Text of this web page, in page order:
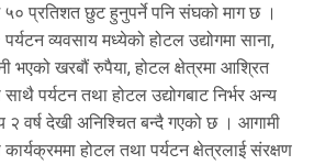
५० प्रतिशत छुट हुनुपर्ने पनि संघको माग छ ।
व्यवसाय मध्येको होटल उद्योगमा साना,
भएको खरबौं रुपैया, होटल क्षेत्रमा आश्रित
पर्यटन तथा होटल उद्योगबाट निर्भर अन्य
२ वर्ष देखी अनिश्चित बन्दै गएको छ । आगामी
होटल तथा पर्यटन क्षेत्रलाई संरक्षण